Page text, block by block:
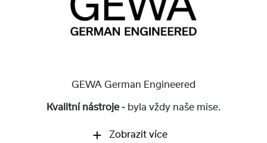
GEWA German Engineered
Kvalitní nástroje - byla vždy naše mise.
Zobrazit více